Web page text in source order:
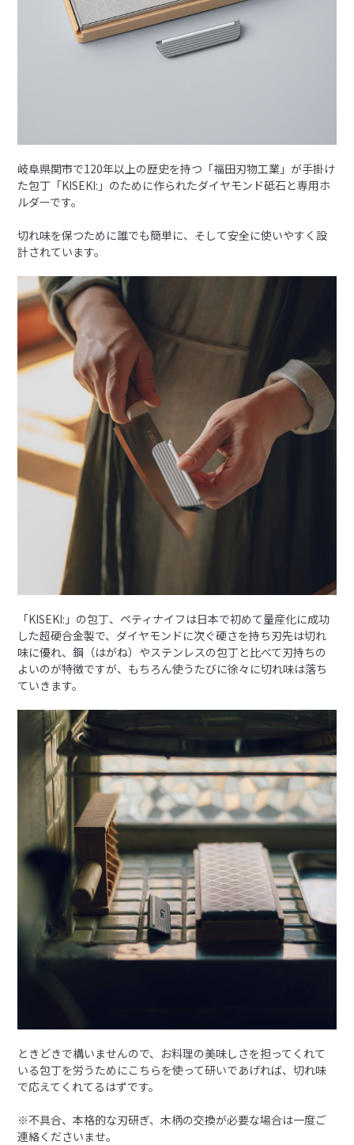
岐阜県関市で120年以上の歴史を持つ「福田刃物工業」が手掛け
た包丁「KISEKI:」のために作られたダイヤモンド砥石と専用ホ
ルダーです。
切れ味を保つために誰でも簡単に、そして安全に使いやすく設
計されています。
「KISEKI:」の包丁、ペティナイフは日本で初めて量産化に成功
した超硬合金製で、ダイヤモンドに次ぐ硬さを持ち刃先は切れ
味に優れ、鋼（はがね）やステンレスの包丁と⽐べて刃持ちの
よいのが特徴ですが、もちろん使うたびに徐々に切れ味は落ち
ていきます。
ときどきで構いませんので、お料理の美味しさを担ってくれて
いる包丁を労うためにこちらを使って研いであげれば、切れ味
で応えてくれてるはずです。
※不具合、本格的な刃研ぎ、木柄の交換が必要な場合は一度ご
連絡くださいませ。